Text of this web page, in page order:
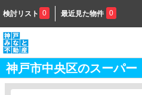
検討リスト 0 最近見た物件 0
神戸市中央区のスーパー